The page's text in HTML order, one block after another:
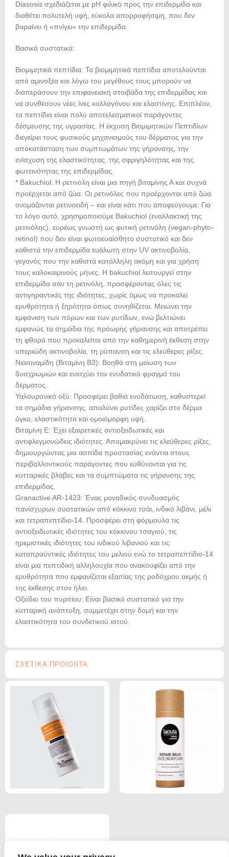
Diasosis σχεδιάζεται με pH φιλικό προς την επιδερμίδα και
διαθέτει πολυτελή υφή, εύκολα απορροφήσιμη, που δεν
βαραίνει ή «πνίγει» την επιδερμίδα.
Bασικά συστατικά:
Βιομιμητικά πεπτίδια: Τα βιομιμητικά πεπτίδια αποτελούνται
από αμινοξέα και λόγω του μεγέθους τους μπορούν να
διαπεράσουν την επιφανειακή στοιβάδα της επιδερμίδας και
να συνθέσουν νέες ίνες κολλαγόνου και ελαστίνης. Επιπλέον,
τα πεπτίδια είναι πολύ αποτελεσματικοί παράγοντες
δέσμευσης της υγρασίας. Η έκχυση Βιομιμητικών Πεπτιδίων
διεγείρει τους φυσικούς μηχανισμούς του δέρματος για την
αποκατάσταση των συμπτωμάτων της γήρανσης, την
ενίσχυση της ελαστικότητας, της σφριγηλότητας και της
φωτεινότητας της επιδερμίδας.
* Bakuchiol: Η ρετινόλη είναι μια πηγή βιταμίνης Α και συχνά
προέρχεται από ζώα. Οι ρετινόλες που προέρχονται από ζώα
ονομάζονται ρετινοειδή – και είναι κάτι που αποφεύγουμε. Για
το λόγο αυτό, χρησιμοποιούμε Bakuchiol (εναλλακτική της
ρετινόλης), ευρέως γνωστή ως φυτική ρετινόλη (vegan-phyto-
retinol) που δεν είναι φωτοευαίσθητο συστατικό και δεν
καθιστά την επιδερμίδα ευάλωτη στην UV ακτινοβολία,
γεγονός που την καθιστά κατάλληλη ακόμη και για χρήση
τους καλοκαιρινούς μήνες. Η bakuchiol λειτουργεί στην
επιδερμίδα σαν τη ρετινόλη, προσφέροντας όλες τις
αντιγηραντικές της ιδιότητες, χωρίς όμως να προκαλεί
ερυθρότητα ή ξηρότητα όπως συνηθίζεται. Μειώνει την
εμφάνιση των πόρων και των ρυτίδων, ενώ βελτιώνει
εμφανώς τα σημάδια της πρόωρης γήρανσης και αποτρέπει
τη φθορά που προκαλείται από την καθημερινή έκθεση στην
υπεριώδη ακτινοβολία, τη ρύπανση και τις ελεύθερες ρίζες.
Νιασιναμίδη (Βιταμίνη B3): Βοηθά στη μείωση των
δυσχρωμιών και ενισχύει τον ενυδατικό φραγμό του
δέρματος.
Υαλουρονικό οξύ: Προσφέρει βαθιά ενυδάτωση, καθυστερεί
τα σημάδια γήρανσης, απαλύνει ρυτίδες χαρίζει στο δέρμα
όγκο, ελαστικότητα και ομοιόμορφη υφή.
Βιταμίνη E: Έχει εξαιρετικές αντιοξειδωτικές και
αντιφλεγμονώδεις ιδιότητες. Απομακρύνει τις ελεύθερες ρίζες,
δημιουργώντας μια ασπίδα προστασίας ενάντια στους
περιβαλλοντικούς παράγοντες που ευθύνονται για τις
κυτταρικές βλάβες και τα συμπτώματα τις γήρανσης της
επιδερμίδας.
Granactive AR-1423: Ένας μοναδικός συνδυασμός
πανίσχυρων συστατικών από κόκκινο τσάι, ινδικό λιβάνι, μέλι
και τετραπεπτίδιο-14. Προσφέρει στη φόρμουλα τις
αντιοξειδωτικές ιδιότητες του κόκκινου τσαγιού, τις
ηρεμιστικές ιδιότητες του ινδικού λιβανιού και τις
καταπραϋντικές ιδιότητες του μελιού ενώ το τετραπεπτίδιο-14
είναι μια πεπτιδική αλληλουχία που ανακουφίζει από την
ερυθρότητα που εμφανίζεται εξαιτίας της ροδόχρου ακμής ή
της έκθεσης στον ήλιο.
Οξείδιο του πυριτίου: Είναι βασικό συστατικό για την
κυτταρική ανάπτυξη, συμμετέχει στην δομή και την
ελαστικότητα του συνδετικού ιστού.
ΣΧΕΤΙΚΑ ΠΡΟΪΟΝΤΑ